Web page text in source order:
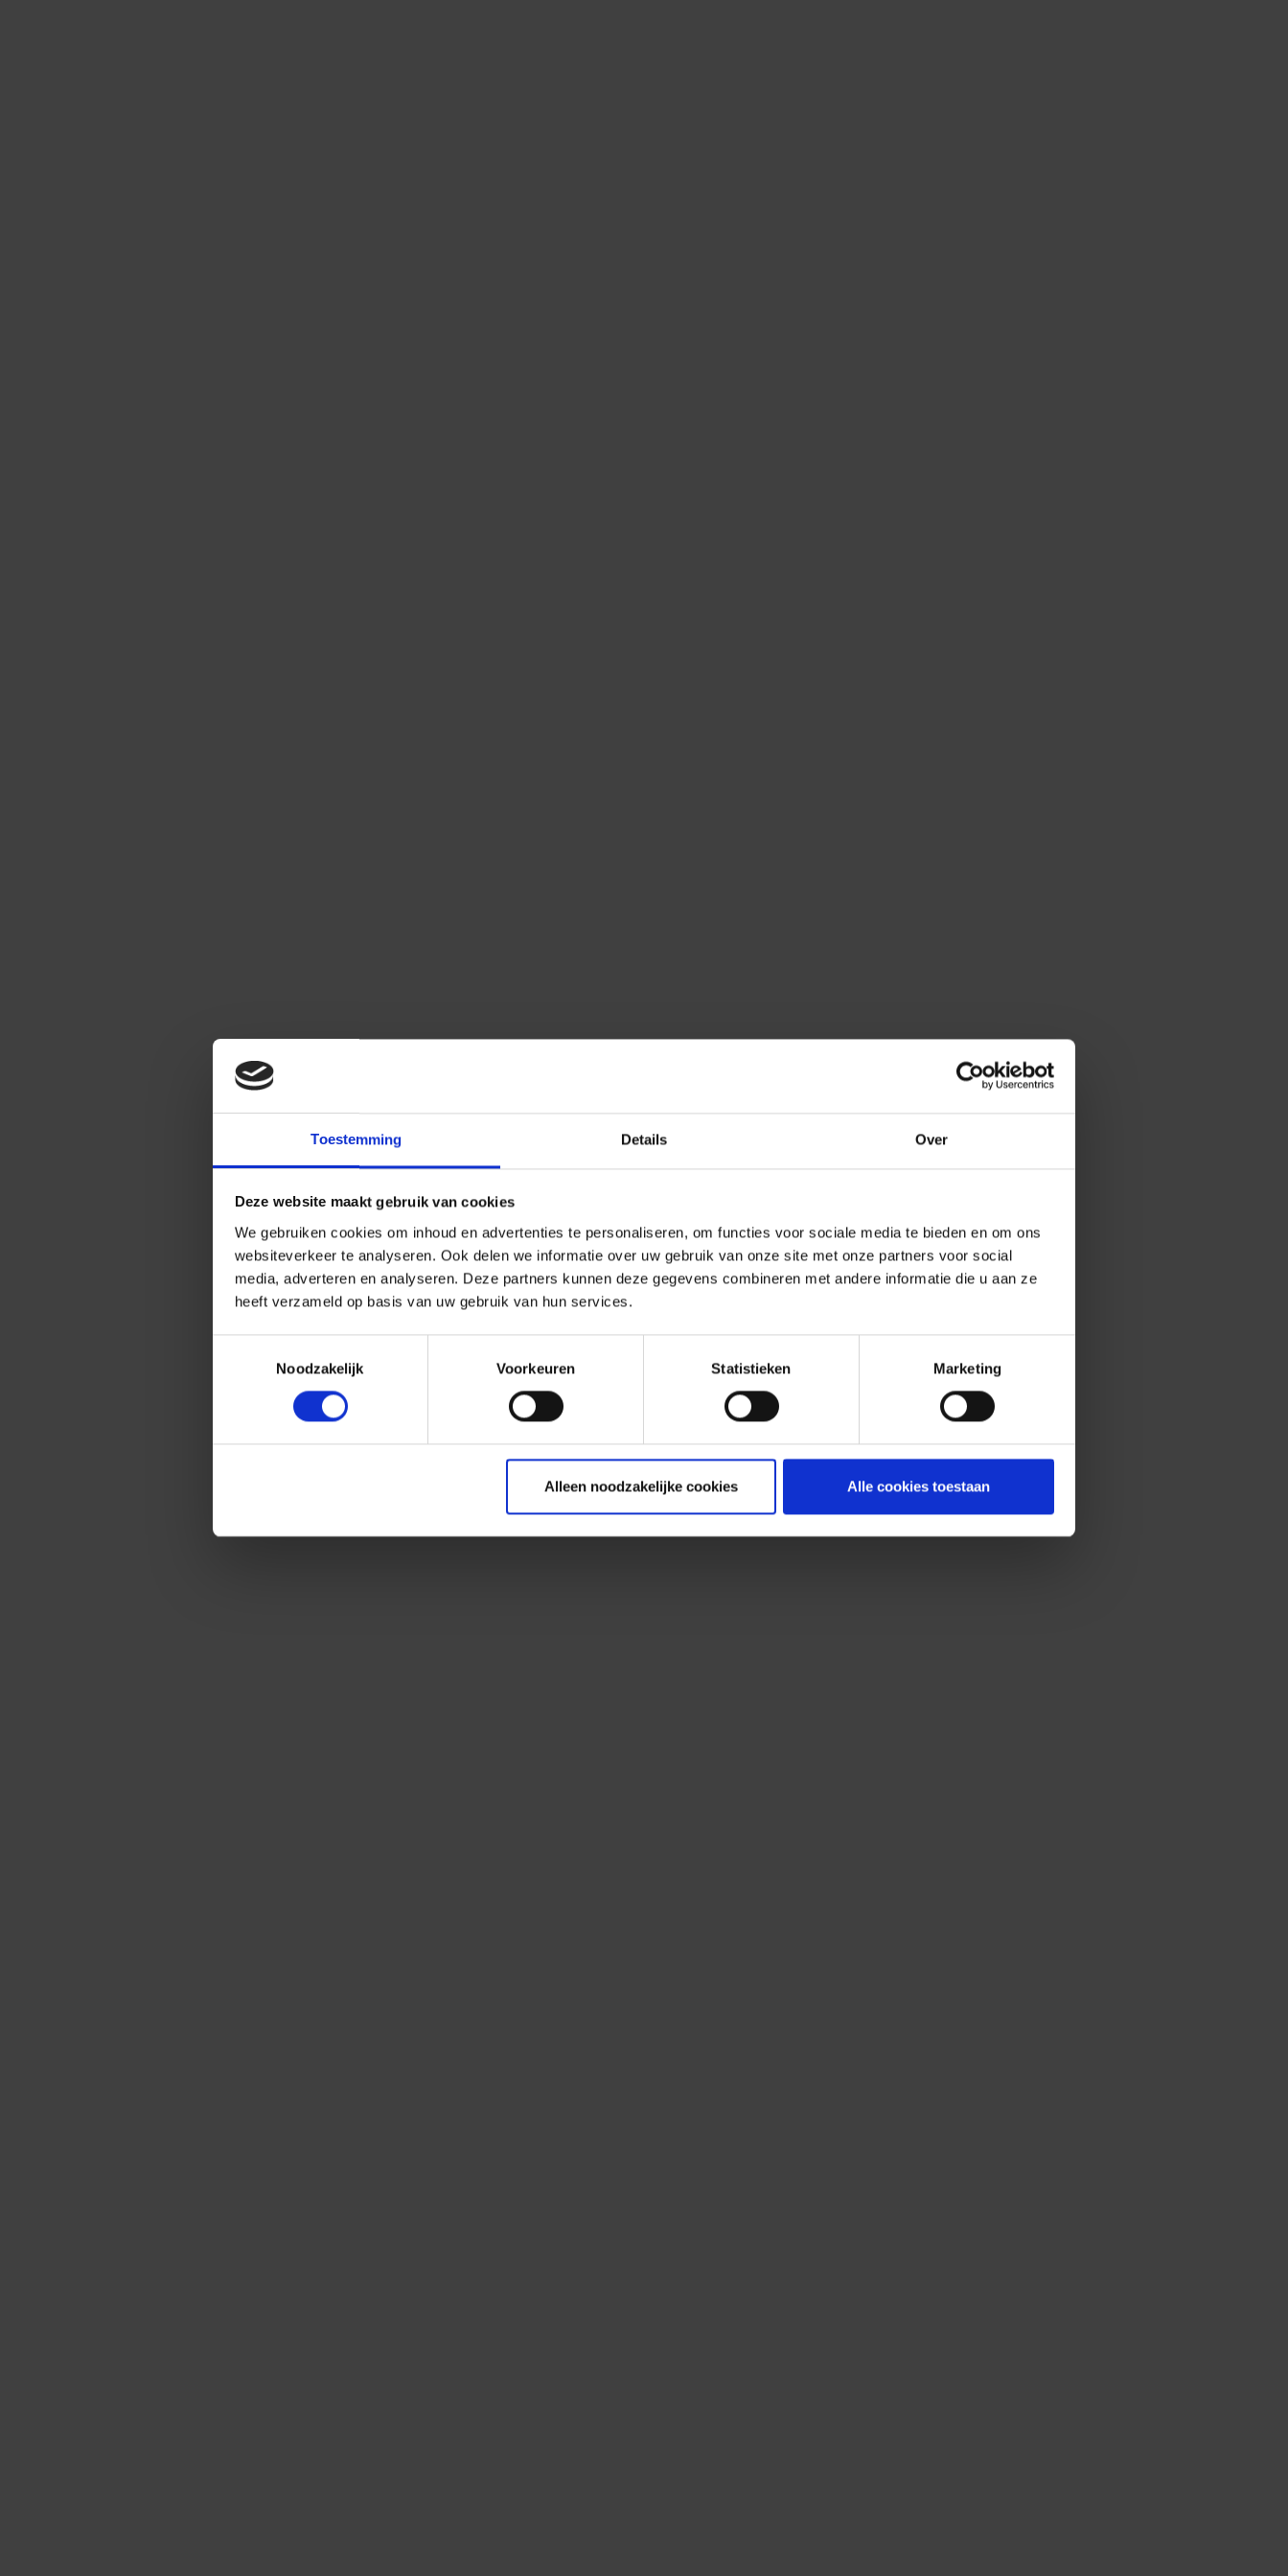
Toestemming Details Over
Deze website maakt gebruik van cookies
We gebruiken cookies om inhoud en advertenties te personaliseren, om functies voor sociale media te bieden en om ons
websiteverkeer te analyseren. Ook delen we informatie over uw gebruik van onze site met onze partners voor social
media, adverteren en analyseren. Deze partners kunnen deze gegevens combineren met andere informatie die u aan ze
heeft verzameld op basis van uw gebruik van hun services.
Noodzakelijk
Voorkeuren Statistieken Marketing
Alleen noodzakelijke cookies Alle cookies toestaan